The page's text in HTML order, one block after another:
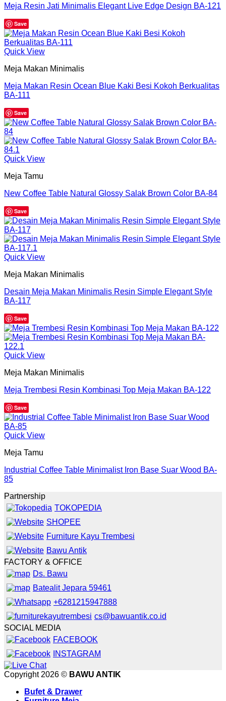
Meja Resin Jati Minimalis Elegant Live Edge Design BA-121
Save
Quick View
Meja Makan Minimalis
Meja Makan Resin Ocean Blue Kaki Besi Kokoh Berkualitas
BA-111
Save
Quick View
Meja Tamu
New Coffee Table Natural Glossy Salak Brown Color BA-84
Save
Quick View
Meja Makan Minimalis
Desain Meja Makan Minimalis Resin Simple Elegant Style
BA-117
Save
Quick View
Meja Makan Minimalis
Meja Trembesi Resin Kombinasi Top Meja Makan BA-122
Save
Quick View
Meja Tamu
Industrial Coffee Table Minimalist Iron Base Suar Wood BA-
85
Partnership
TOKOPEDIA
SHOPEE
Furniture Kayu Trembesi
Bawu Antik
FACTORY & OFFICE
Ds. Bawu
Batealit Jepara 59461
+6281215947888
cs@bawuantik.co.id
SOCIAL MEDIA
FACEBOOK
INSTAGRAM
Copyright 2026 © BAWU ANTIK
Bufet & Drawer